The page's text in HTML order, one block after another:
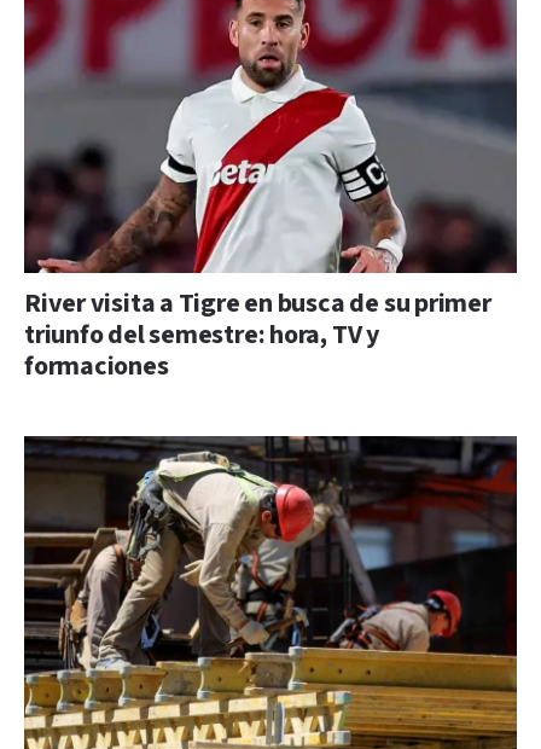
River visita a Tigre en busca de su primer
triunfo del semestre: hora, TV y
formaciones